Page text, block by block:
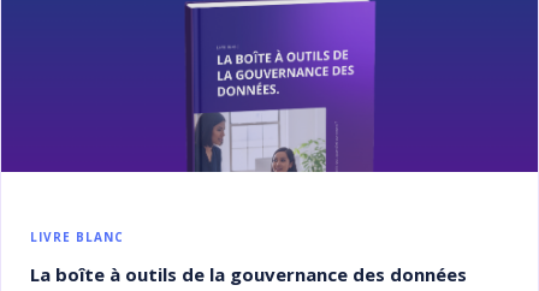
LIVRE BLANC
La boîte à outils de la gouvernance des données